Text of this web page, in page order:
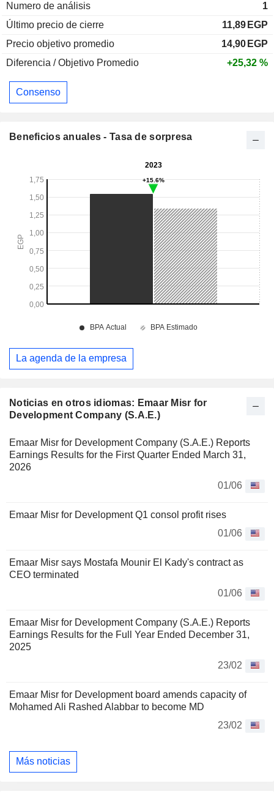
Noticias en otros idiomas: Emaar Misr for
Development Company (S.A.E.)
Emaar Misr for Development Company (S.A.E.) Reports
Earnings Results for the First Quarter Ended March 31,
2026
01/06
Emaar Misr for Development Q1 consol profit rises
01/06
Emaar Misr says Mostafa Mounir El Kady's contract as
CEO terminated
01/06
Emaar Misr for Development Company (S.A.E.) Reports
Earnings Results for the Full Year Ended December 31,
2025
23/02
Emaar Misr for Development board amends capacity of
Mohamed Ali Rashed Alabbar to become MD
23/02
Más noticias
Numero de análisis
1
Último precio de cierre
11,89 EGP
Precio objetivo promedio
14,90 EGP
Diferencia / Objetivo Promedio
+25,32 %
Consenso
Beneficios anuales - Tasa de sorpresa
La agenda de la empresa